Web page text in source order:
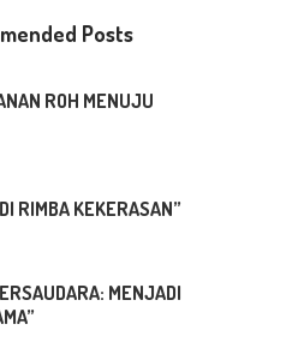
Posts
ROH MENUJU
RIMBA KEKERASAN”
MENJADI